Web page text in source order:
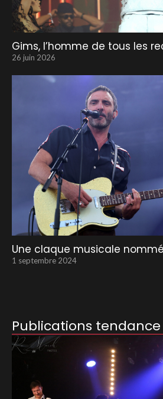
Gims, l’homme de tous les
26 juin 2026
Une claque musicale
1 septembre 2024
Publications tendance